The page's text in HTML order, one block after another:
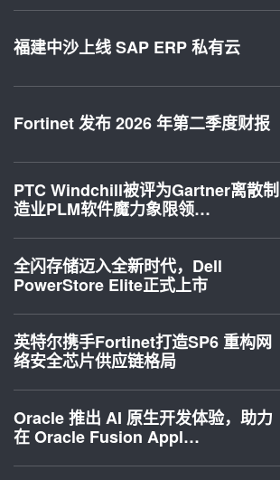
福建中沙上线 SAP ERP 私有云
Fortinet 发布 2026 年第二季度财报
PTC Windchill被评为Gartner离散制
造业PLM软件魔力象限领…
全闪存储迈入全新时代，Dell
PowerStore Elite正式上市
英特尔携手Fortinet打造SP6 重构网
络安全芯片供应链格局
Oracle 推出 AI 原生开发体验，助力
在 Oracle Fusion Appl…